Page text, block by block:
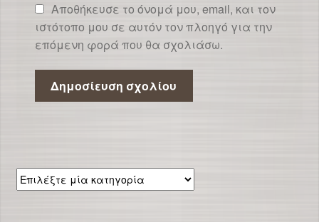
Αποθήκευσε το όνομά μου, email, και τον
ιστότοπο μου σε αυτόν τον πλοηγό για την
επόμενη φορά που θα σχολιάσω.
Επιλέξτε
μία